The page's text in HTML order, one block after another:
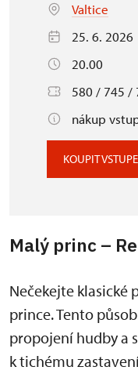
Valtice
25. 6. 2026
20.00
580 / 745 /
nákup
KOUPIT
Malý princ –
Nečekejte klasické
prince. Tento
propojení hudby a
k tichému